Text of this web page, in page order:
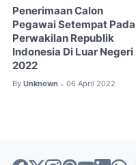
Penerimaan Calon
Pegawai Setempat Pada
Perwakilan Republik
Indonesia Di Luar Negeri
2022
By Unknown • 06 April 2022